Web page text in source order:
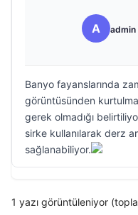
A admin
Banyo fayanslarında
görüntüsünden
gerek olmadığı
sirke kullanılarak derz
sağlanabiliyor.
1 yazı görüntüleniyor